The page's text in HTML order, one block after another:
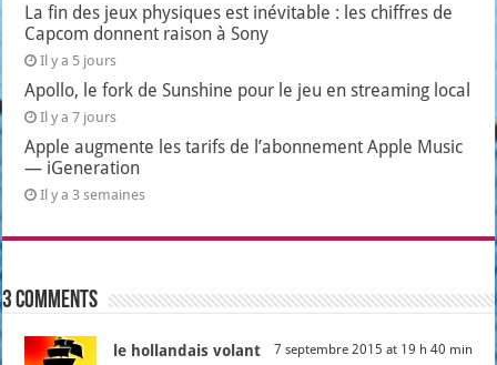
La fin des jeux physiques est inévitable : les chiffres de
Capcom donnent raison à Sony
Il y a 5 jours
Apollo, le fork de Sunshine pour le jeu en streaming local
Il y a 7 jours
Apple augmente les tarifs de l’abonnement Apple Music
— iGeneration
Il y a 3 semaines
3 comments
le hollandais volant 7 septembre 2015 at 19 h 40 min